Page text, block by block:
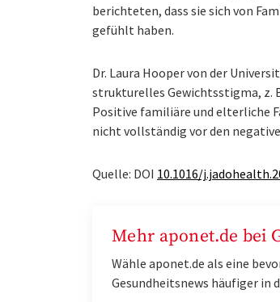
berichteten, dass sie sich von
gefühlt haben.
Dr. Laura Hooper von der
strukturelles Gewichtsstigma, z.
Positive familiäre und elterliche
nicht vollständig vor den
Quelle: DOI 10.1016/
Mehr aponet.de bei
Wähle aponet.de als eine
Gesundheitsnews häufiger in